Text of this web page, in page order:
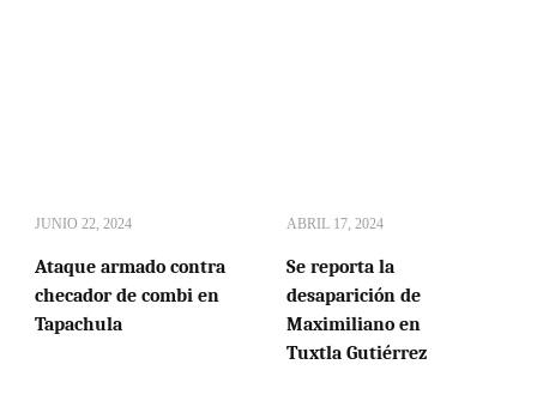
JUNIO 22, 2024
Ataque armado contra
checador de combi en
Tapachula
ABRIL 17, 2024
Se reporta la
desaparición de
Maximiliano en
Tuxtla Gutiérrez